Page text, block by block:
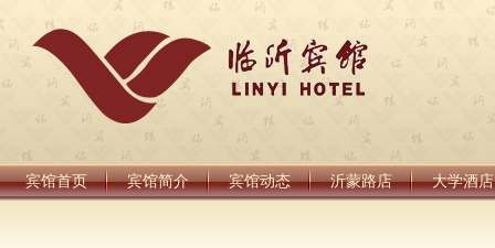
宾馆首页 宾馆简介 宾馆动态 沂蒙路店 大学酒店